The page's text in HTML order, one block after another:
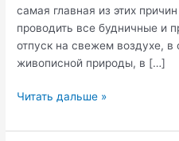
самая главная из этих
проводить все будничные и
отпуск на свежем воздухе, в
живописной природы, в […]
Где
как
Читать дальше »